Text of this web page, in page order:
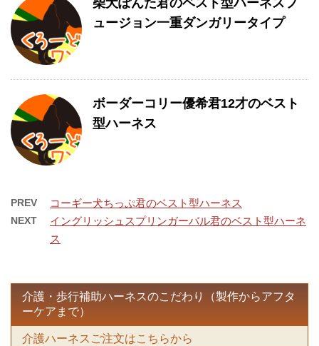
柴犬ぽんた君のベスト型ハーネスフ
ュージョン一重ダンガリータイプ
ボーダーコリー優希君12才のベスト
型ハーネス
PREV コーギー犬ちっぷ君のベスト型ハーネス
NEXT
イングリッシュスプリンガーバル君のベスト型ハーネ
ス
介護・歩行補助ハーネスのこだわり（製作からアフタ
ーケアまで）
介護ハーネスご注文はこちらから